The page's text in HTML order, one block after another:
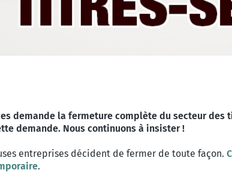
demande la fermeture complète du secteur
demande. Nous continuons à insister !
entreprises décident de fermer de toute façon.
.